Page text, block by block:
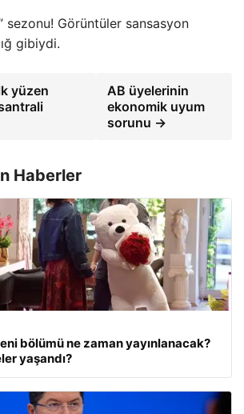
sezonu! Görüntüler sansasyon
gibiydi.
yüzen
AB üyelerinin
ekonomik uyum
sorunu →
Haberler
bölümü ne zaman yayınlanacak?
yaşandı?